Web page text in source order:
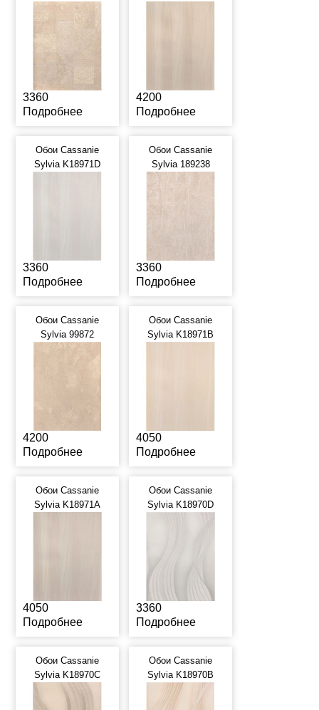
3360
Подробнее
4200
Подробнее
Обои Cassanie
Sylvia K18971D
3360
Подробнее
Обои Cassanie
Sylvia 189238
3360
Подробнее
Обои Cassanie
Sylvia 99872
4200
Подробнее
Обои Cassanie
Sylvia K18971B
4050
Подробнее
Обои Cassanie
Sylvia K18971A
4050
Подробнее
Обои Cassanie
Sylvia K18970D
3360
Подробнее
Обои Cassanie
Sylvia K18970C
Обои Cassanie
Sylvia K18970B